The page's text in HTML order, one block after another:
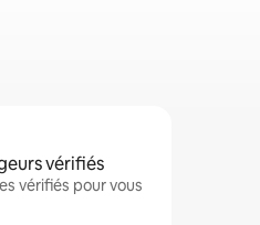
vérifiés
vérifiés pour vous